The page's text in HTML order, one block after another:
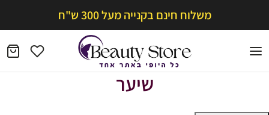
משלוח חינם בקנייה מעל 300 ש"ח
שיער